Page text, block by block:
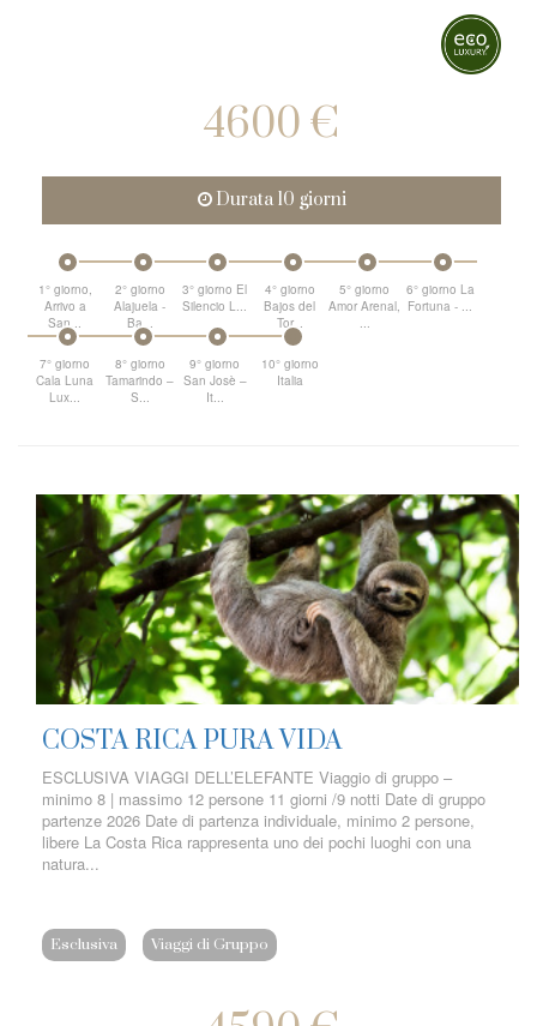
4600 €
Durata 10 giorni
1° giorno,
Arrivo a
San...
2° giorno
Alajuela -
Ba...
3° giorno El
Silencio L...
4° giorno
Bajos del
Tor...
5° giorno
Amor Arenal,
...
6° giorno La
Fortuna - ...
7° giorno
Cala Luna
Lux...
8° giorno
Tamarindo –
S...
9° giorno
San Josè –
It...
10° giorno
Italia
COSTA RICA PURA VIDA
ESCLUSIVA VIAGGI DELL’ELEFANTE Viaggio di gruppo –
minimo 8 | massimo 12 persone 11 giorni /9 notti Date di gruppo
partenze 2026 Date di partenza individuale, minimo 2 persone,
libere La Costa Rica rappresenta uno dei pochi luoghi con una
natura...
Esclusiva Viaggi di Gruppo